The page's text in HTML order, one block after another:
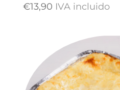
€13,90 IVA incluido